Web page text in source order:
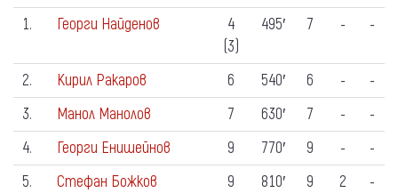
1.
Георги Найденов
4
(3)
495′ 7 - -
2. Кирил Ракаров 6 540′ 6 -
-
3.
Манол Манолов 7 630′ 7 -
-
4.
Георги Енишейнов 9 770′ 9 -
-
5.
Стефан Божков 9 810′ 9
2
-